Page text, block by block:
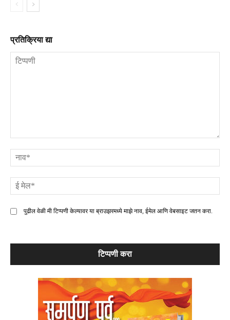
प्रतिक्रिया द्या
पुढील वेळी मी टिप्पणी केल्यावर या ब्राउझरमध्ये माझे नाव, ईमेल आणि वेबसाइट जतन करा.